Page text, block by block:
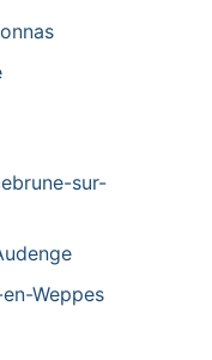
sur-
Weppes